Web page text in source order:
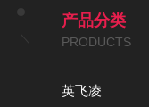
产品分类
PRODUCTS
英飞凌